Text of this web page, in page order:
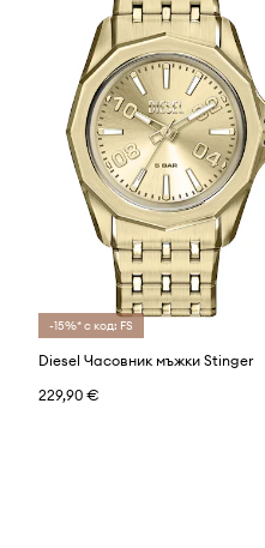
-15%* с код: FS
Diesel Часовник мъжки Stinger
229,90 €